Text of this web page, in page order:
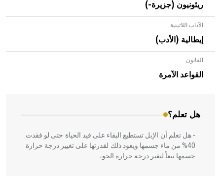
ريئونيون (جزيرة-)
الآداب اللاتينية
إيطالية (الأدب)
القانون
القواعد الآمرة
هل تعلم؟
- هل تعلم أن الأبلق نوع من الفنون الهندسية التي ارتبطت
بالعمارة الإسلامية في بلاد الشام ومصر خاصة، حيث يحرص
المعمار على بناء مداميكه وخاصة في الواجهات
- هل تعلم أن الإبل تستطيع البقاء على قيد الحياة حتى لو فقدت
40% من ماء جسمها ويعود ذلك لقدرتها على تغيير درجة حرارة
جسمها تبعاً لتغير درجة حرارة الجو،